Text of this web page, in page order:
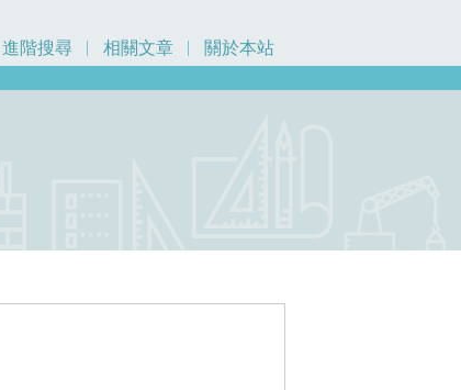
進階搜尋 相關文章 關於本站